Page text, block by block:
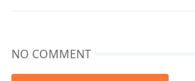
NO COMMENT